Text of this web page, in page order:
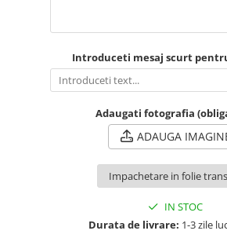
Introduceti mesaj scurt
Adaugati fotografia
ADAUGA
IN STOC
Durata de livrare: 1-3 zile